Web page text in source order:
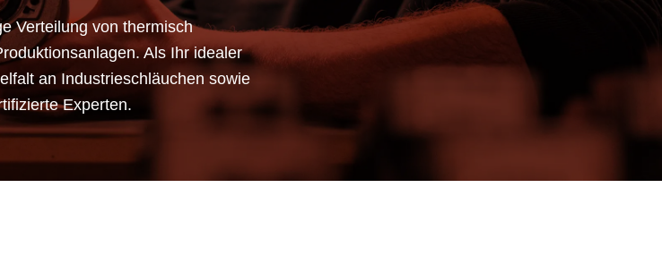
Verteilung von thermisch
Als Ihr idealer
an Industrieschläuchen sowie
Experten.